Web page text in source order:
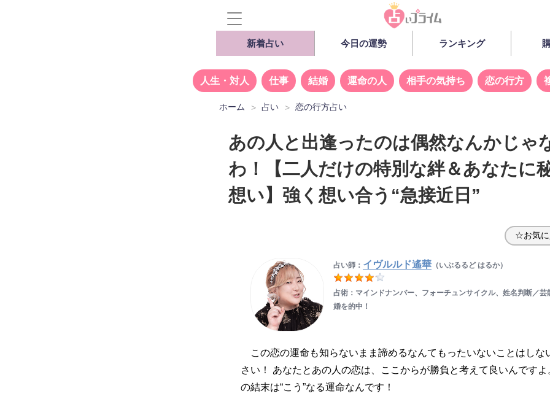
新着占い 今日の運勢 ランキング
人生・対人 仕事 結婚 運命の人 相手の気持ち 恋の行方
ホーム 占い 恋の行方占い
あの人と出逢ったのは偶然なんかじゃ
わ！【二人だけの特別な絆＆あなたに
想い】強く想い合う“急接近日”
☆お気に
占い師： イヴルルド遙華（いぶるるど はるか）
占術：マインドナンバー、フォーチュンサイクル、姓名判断／芸
婚を的中！
この恋の運命も知らないまま諦めるなんてもったいないことはしな
さい！ あなたとあの人の恋は、ここからが勝負と考えて良いんですよ
の結末は“こう”なる運命なんです！